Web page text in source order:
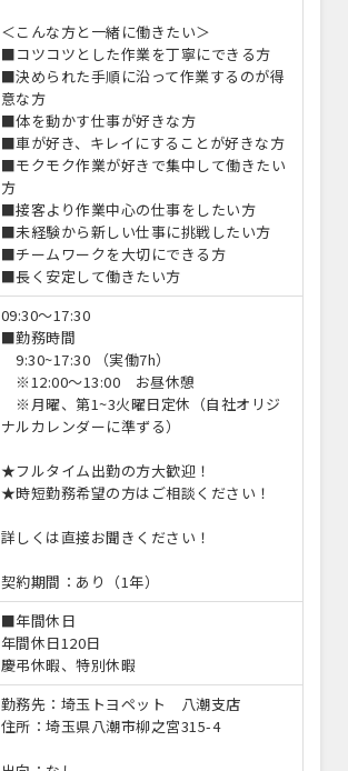
＜こんな方と一緒に働きたい＞
■コツコツとした作業を丁寧にできる方
■決められた手順に沿って作業するのが得
意な方
■体を動かす仕事が好きな方
■車が好き、キレイにすることが好きな方
■モクモク作業が好きで集中して働きたい
方
■接客より作業中心の仕事をしたい方
■未経験から新しい仕事に挑戦したい方
■チームワークを大切にできる方
■長く安定して働きたい方
09:30〜17:30
■勤務時間
9:30~17:30 （実働7h）
※12:00～13:00 お昼休憩
※月曜、第1~3火曜日定休（自社オリジ
ナルカレンダーに準ずる）
★フルタイム出勤の方大歓迎！
★時短勤務希望の方はご相談ください！
詳しくは直接お聞きください！
契約期間：あり（1年）
■年間休日
年間休日120日
慶弔休暇、特別休暇
勤務先：埼玉トヨペット 八潮支店
住所：埼玉県八潮市柳之宮315-4